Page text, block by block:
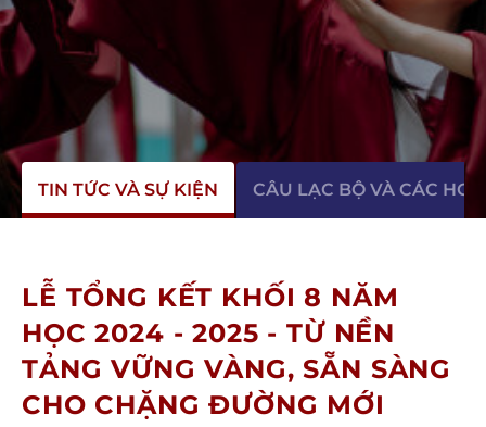
TIN TỨC VÀ SỰ KIỆN CÂU LẠC BỘ VÀ CÁC
LỄ TỔNG KẾT KHỐI 8 NĂM
HỌC 2024 - 2025 - TỪ NỀN
TẢNG VỮNG VÀNG, SẴN SÀNG
CHO CHẶNG ĐƯỜNG MỚI